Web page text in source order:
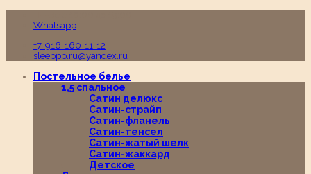
Whatsapp
+7-916-160-11-12
sleeppp.ru@yandex.ru
Постельное белье
1,5 спальное
Сатин делюкс
Сатин-страйп
Сатин-фланель
Сатин-тенсел
Сатин-жатый шелк
Сатин-жаккард
Детское